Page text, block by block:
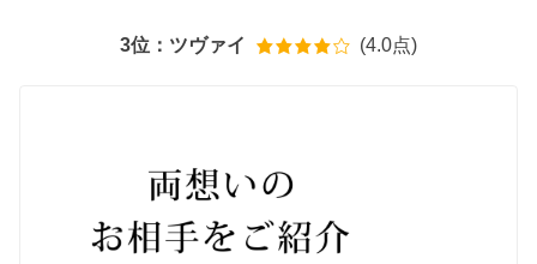
3位：ツヴァイ (4.0点)